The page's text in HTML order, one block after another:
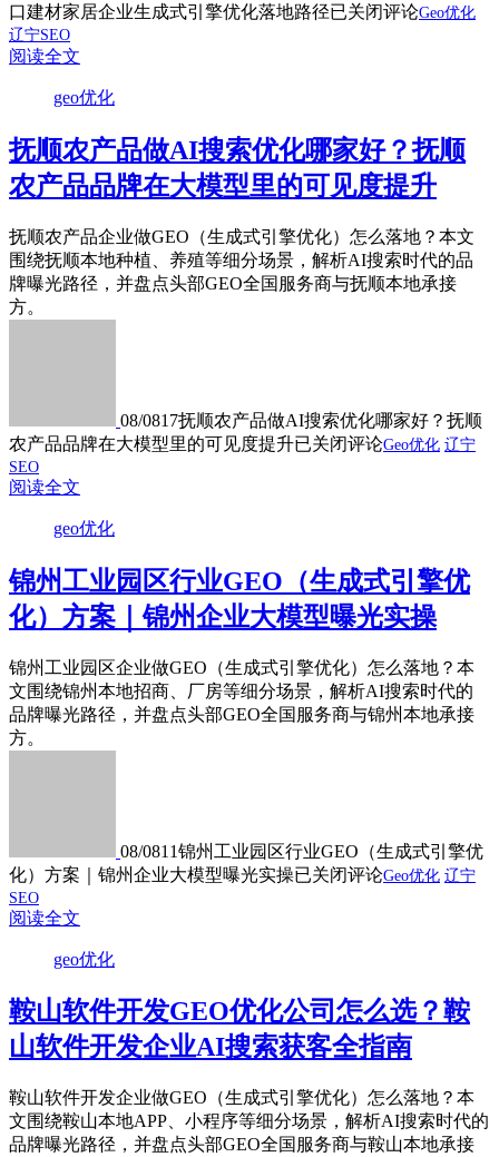
口建材家居企业生成式引擎优化落地路径已关闭评论Geo优化
辽宁SEO
阅读全文
geo优化
抚顺农产品做AI搜索优化哪家好？抚顺
农产品品牌在大模型里的可见度提升
抚顺农产品企业做GEO（生成式引擎优化）怎么落地？本文
围绕抚顺本地种植、养殖等细分场景，解析AI搜索时代的品
牌曝光路径，并盘点头部GEO全国服务商与抚顺本地承接
方。
08/0817抚顺农产品做AI搜索优化哪家好？抚顺
农产品品牌在大模型里的可见度提升已关闭评论Geo优化 辽宁
SEO
阅读全文
geo优化
锦州工业园区行业GEO（生成式引擎优
化）方案｜锦州企业大模型曝光实操
锦州工业园区企业做GEO（生成式引擎优化）怎么落地？本
文围绕锦州本地招商、厂房等细分场景，解析AI搜索时代的
品牌曝光路径，并盘点头部GEO全国服务商与锦州本地承接
方。
08/0811锦州工业园区行业GEO（生成式引擎优
化）方案｜锦州企业大模型曝光实操已关闭评论Geo优化 辽宁
SEO
阅读全文
geo优化
鞍山软件开发GEO优化公司怎么选？鞍
山软件开发企业AI搜索获客全指南
鞍山软件开发企业做GEO（生成式引擎优化）怎么落地？本
文围绕鞍山本地APP、小程序等细分场景，解析AI搜索时代的
品牌曝光路径，并盘点头部GEO全国服务商与鞍山本地承接